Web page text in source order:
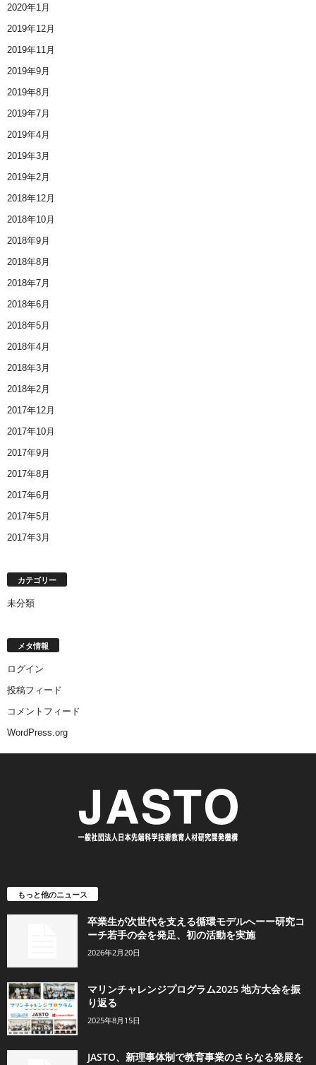
2020年1月
2019年12月
2019年11月
2019年9月
2019年8月
2019年7月
2019年4月
2019年3月
2019年2月
2018年12月
2018年10月
2018年9月
2018年8月
2018年7月
2018年6月
2018年5月
2018年4月
2018年3月
2018年2月
2017年12月
2017年10月
2017年9月
2017年8月
2017年6月
2017年5月
2017年3月
カテゴリー
未分類
メタ情報
ログイン
投稿フィード
コメントフィード
WordPress.org
もっと他のニュース
卒業生が次世代を支える循環モデルへーー研究コ
ーチ若手の会を発足、初の活動を実施
2026年2月20日
マリンチャレンジプログラム2025 地方大会を振
り返る
2025年8月15日
JASTO、新理事体制で教育事業のさらなる発展を